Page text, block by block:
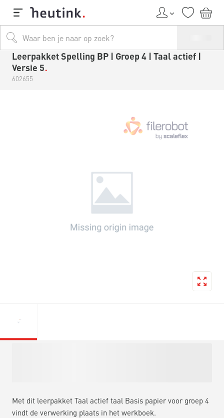
Leerpakket Spelling BP | Groep 4 | Taal actief |
Versie 5
602655
Met dit leerpakket Taal actief taal Basis papier voor groep 4
vindt de verwerking plaats in het werkboek.